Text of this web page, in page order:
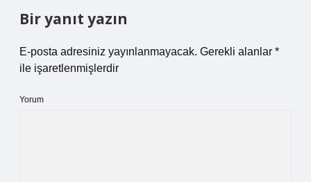
Bir yanıt yazın
E-posta adresiniz yayınlanmayacak. Gerekli alanlar *
ile işaretlenmişlerdir
Yorum